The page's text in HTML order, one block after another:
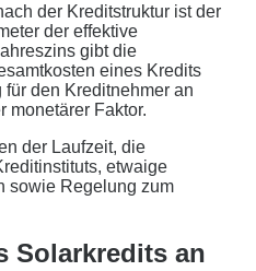
. Daher arbeiten wir
und exklusiv für unsere
der Kreditstruktur ist der
der effektive
gibt die
eines Kredits
den Kreditnehmer an
monetärer Faktor.
der Laufzeit, die
etwaige
sowie Regelung zum
Solarkredits an